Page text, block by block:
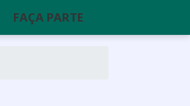
FAÇA PARTE